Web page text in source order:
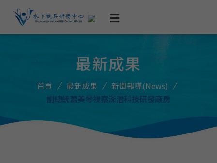
最新成果
首頁 最新成果
新聞報導(News)
副總統蕭美琴視察深潛科技研發廠房